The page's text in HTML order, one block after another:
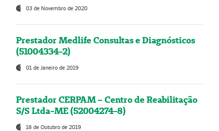
03 de Novembro de 2020
Prestador Medlife Consultas e Diagnósticos
(51004334-2)
01 de Janeiro de 2019
Prestador CERPAM – Centro de Reabilitação
S/S Ltda-ME (52004274-8)
18 de Outubro de 2019